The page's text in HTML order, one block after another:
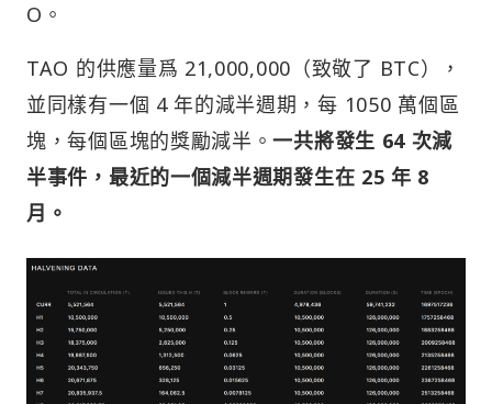
O。
TAO 的供應量爲 21,000,000（致敬了 BTC），
並同樣有一個 4 年的減半週期，每 1050 萬個區
塊，每個區塊的獎勵減半。一共將發生 64 次減
半事件，最近的一個減半週期發生在 25 年 8
月。